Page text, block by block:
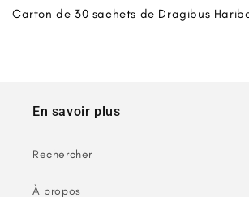
Carton de 30 sachets de Dragibus
En savoir plus
Rechercher
À propos